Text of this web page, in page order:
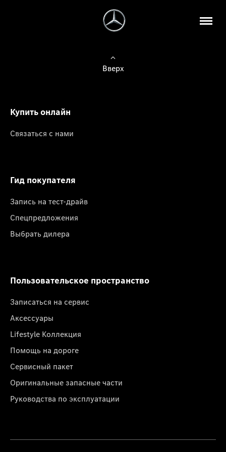
Вверх
Купить онлайн
Связаться с нами
Гид покупателя
Запись на тест-драйв
Спецпредложения
Выбрать дилера
Пользовательское пространство
Записаться на сервис
Аксессуары
Lifestyle Коллекция
Помощь на дороге
Сервисный пакет
Оригинальные запасные части
Руководства по эксплуатации